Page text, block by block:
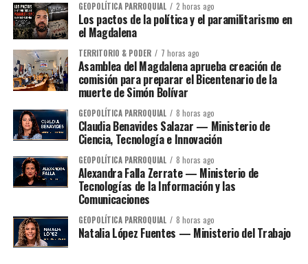
GEOPOLÍTICA PARROQUIAL 2 horas ago
Los pactos de la política y el paramilitarismo en
el Magdalena
TERRITORIO & PODER 7 horas ago
Asamblea del Magdalena aprueba creación de
comisión para preparar el Bicentenario de la
muerte de Simón Bolívar
GEOPOLÍTICA PARROQUIAL 8 horas ago
Claudia Benavides Salazar — Ministerio de
Ciencia, Tecnología e Innovación
GEOPOLÍTICA PARROQUIAL 8 horas ago
Alexandra Falla Zerrate — Ministerio de
Tecnologías de la Información y las
Comunicaciones
GEOPOLÍTICA PARROQUIAL 8 horas ago
Natalia López Fuentes — Ministerio del Trabajo